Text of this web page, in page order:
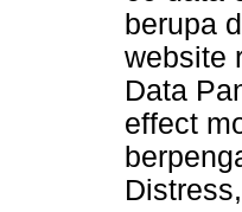
berupa
website
Data
effect